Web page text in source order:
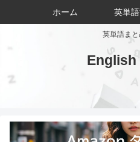
英単語まと
English
ホーム 英単